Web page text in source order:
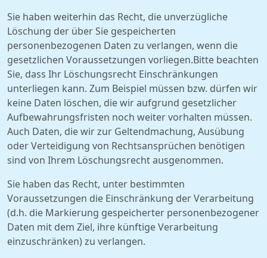
Sie haben weiterhin das Recht, die unverzügliche
Löschung der über Sie gespeicherten
personenbezogenen Daten zu verlangen, wenn die
gesetzlichen Voraussetzungen vorliegen.Bitte beachten
Sie, dass Ihr Löschungsrecht Einschränkungen
unterliegen kann. Zum Beispiel müssen bzw. dürfen wir
keine Daten löschen, die wir aufgrund gesetzlicher
Aufbewahrungsfristen noch weiter vorhalten müssen.
Auch Daten, die wir zur Geltendmachung, Ausübung
oder Verteidigung von Rechtsansprüchen benötigen
sind von Ihrem Löschungsrecht ausgenommen.
Sie haben das Recht, unter bestimmten
Voraussetzungen die Einschränkung der Verarbeitung
(d.h. die Markierung gespeicherter personenbezogener
Daten mit dem Ziel, ihre künftige Verarbeitung
einzuschränken) zu verlangen.